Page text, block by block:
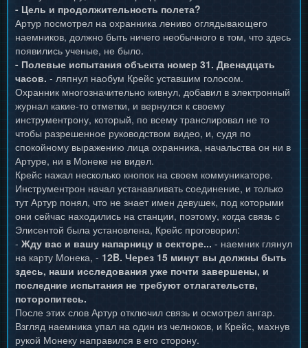
- Цель и продолжительность полета?
Артур посмотрел на охранника лениво оглядывающего
наемников, должно быть ничего необычного в том, что здесь
появились ученые, не было.
- Полевые испытания объекта номер 31. Двенадцать
часов. - ляпнул наобум Крейс уставшим голосом.
Охранник многозначительно кивнул, добавил в электронный
журнал какие-то отметки, и вернулся к своему
инструментрону, который, по всему транслировал не то
чтобы разрешенное руководством видео, и, судя по
спокойному выражению лица охранника, начальства он ни в
Артуре, ни в Монеке не видел.
Крейс нажал несколько кнопок на своем коммуникаторе.
Инструментрон начал устанавливать соединение, и только
тут Артур понял, что не знает имен девушек, под которыми
они сейчас находились на станции, поэтому, когда связь с
Элисентой была установлена, Крейс проговорил:
- Жду вас и вашу напарницу в секторе... - наемник глянул
на карту Монека, - 12B. Через 15 минут вы должны быть
здесь, наши исследования уже почти завершены, и
последние испытания не требуют отлагательств,
поторопитесь.
После этих слов Артур отключил связь и осмотрел ангар.
Взгляд наемника упал на один из челноков, и Крейс, махнув
рукой Монеку направился в его сторону.